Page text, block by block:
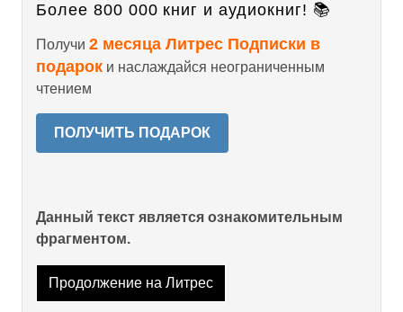
Более 800 000 книг и аудиокниг! 📚
Получи 2 месяца Литрес Подписки в
подарок и наслаждайся неограниченным
чтением
ПОЛУЧИТЬ ПОДАРОК
Данный текст является ознакомительным
фрагментом.
Продолжение на Литрес